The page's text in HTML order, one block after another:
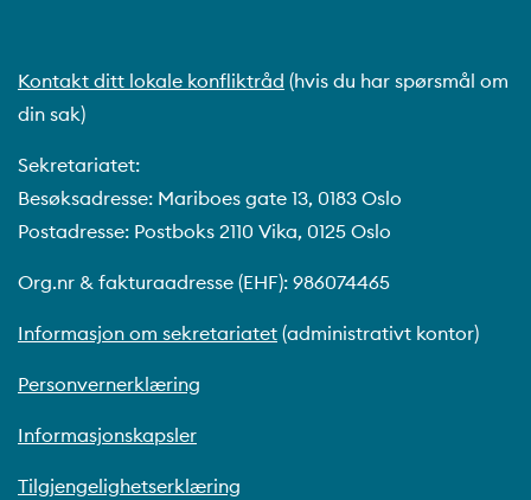
Kontakt ditt lokale konfliktråd (hvis du har spørsmål om
din sak)
Sekretariatet:
Besøksadresse: Mariboes gate 13, 0183 Oslo
Postadresse: Postboks 2110 Vika, 0125 Oslo
Org.nr & fakturaadresse (EHF): 986074465
Informasjon om sekretariatet (administrativt kontor)
Personvernerklæring
Informasjonskapsler
Tilgjengelighetserklæring